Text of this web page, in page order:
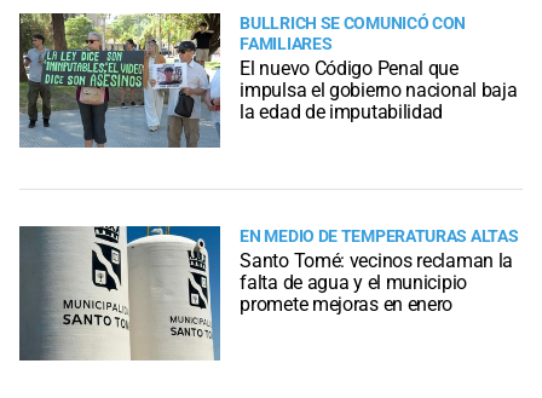
BULLRICH SE COMUNICÓ CON
FAMILIARES
El nuevo Código Penal que
impulsa el gobierno nacional baja
la edad de imputabilidad
EN MEDIO DE TEMPERATURAS ALTAS
Santo Tomé: vecinos reclaman la
falta de agua y el municipio
promete mejoras en enero